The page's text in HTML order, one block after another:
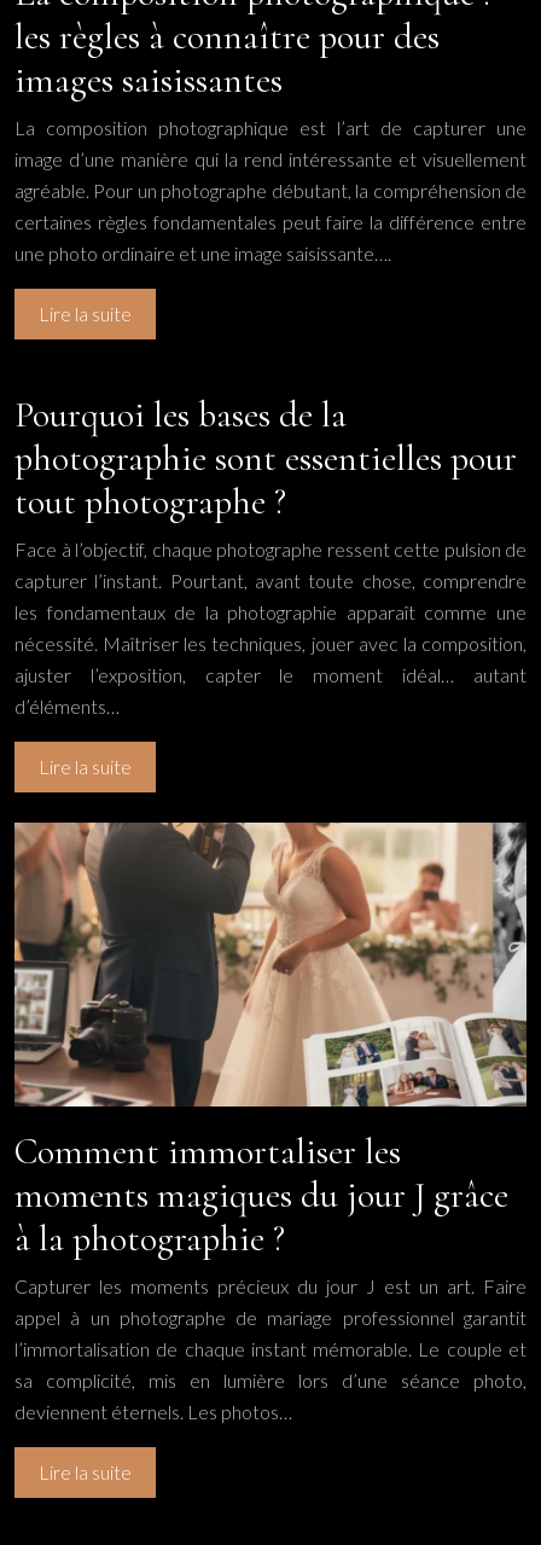
les règles à connaître pour des
images saisissantes
La composition photographique est l’art de capturer une
image d’une manière qui la rend intéressante et visuellement
agréable. Pour un photographe débutant, la compréhension de
certaines règles fondamentales peut faire la différence entre
une photo ordinaire et une image saisissante….
Lire la suite
Pourquoi les bases de la
photographie sont essentielles pour
tout photographe ?
Face à l’objectif, chaque photographe ressent cette pulsion de
capturer l’instant. Pourtant, avant toute chose, comprendre
les fondamentaux de la photographie apparaît comme une
nécessité. Maîtriser les techniques, jouer avec la composition,
ajuster l’exposition, capter le moment idéal… autant
d’éléments…
Lire la suite
Comment immortaliser les
moments magiques du jour J grâce
à la photographie ?
Capturer les moments précieux du jour J est un art. Faire
appel à un photographe de mariage professionnel garantit
l’immortalisation de chaque instant mémorable. Le couple et
sa complicité, mis en lumière lors d’une séance photo,
deviennent éternels. Les photos…
Lire la suite